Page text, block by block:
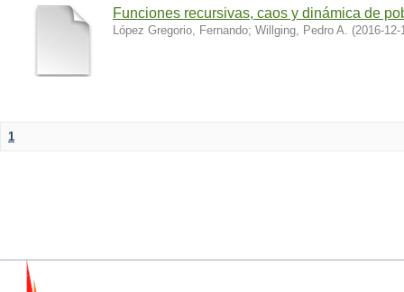
Funciones recursivas, caos y dinámica de
López Gregorio, Fernando; Willging, Pedro A. (2016-12-
1